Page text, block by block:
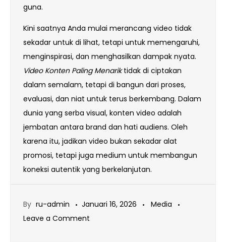
guna.
Kini saatnya Anda mulai merancang video tidak
sekadar untuk di lihat, tetapi untuk memengaruhi,
menginspirasi, dan menghasilkan dampak nyata.
Video Konten Paling Menariktidak di ciptakan
dalam semalam, tetapi di bangun dari proses,
evaluasi, dan niat untuk terus berkembang. Dalam
dunia yang serba visual, konten video adalah
jembatan antara brand dan hati audiens. Oleh
karena itu, jadikan video bukan sekadar alat
promosi, tetapi juga medium untuk membangun
koneksi autentik yang berkelanjutan.
By ru-admin Januari 16, 2026
Media
Leave a Comment